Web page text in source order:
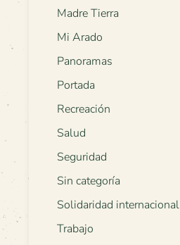
Madre Tierra
Mi Arado
Panoramas
Portada
Recreación
Salud
Seguridad
Sin categoría
Solidaridad internacional
Trabajo